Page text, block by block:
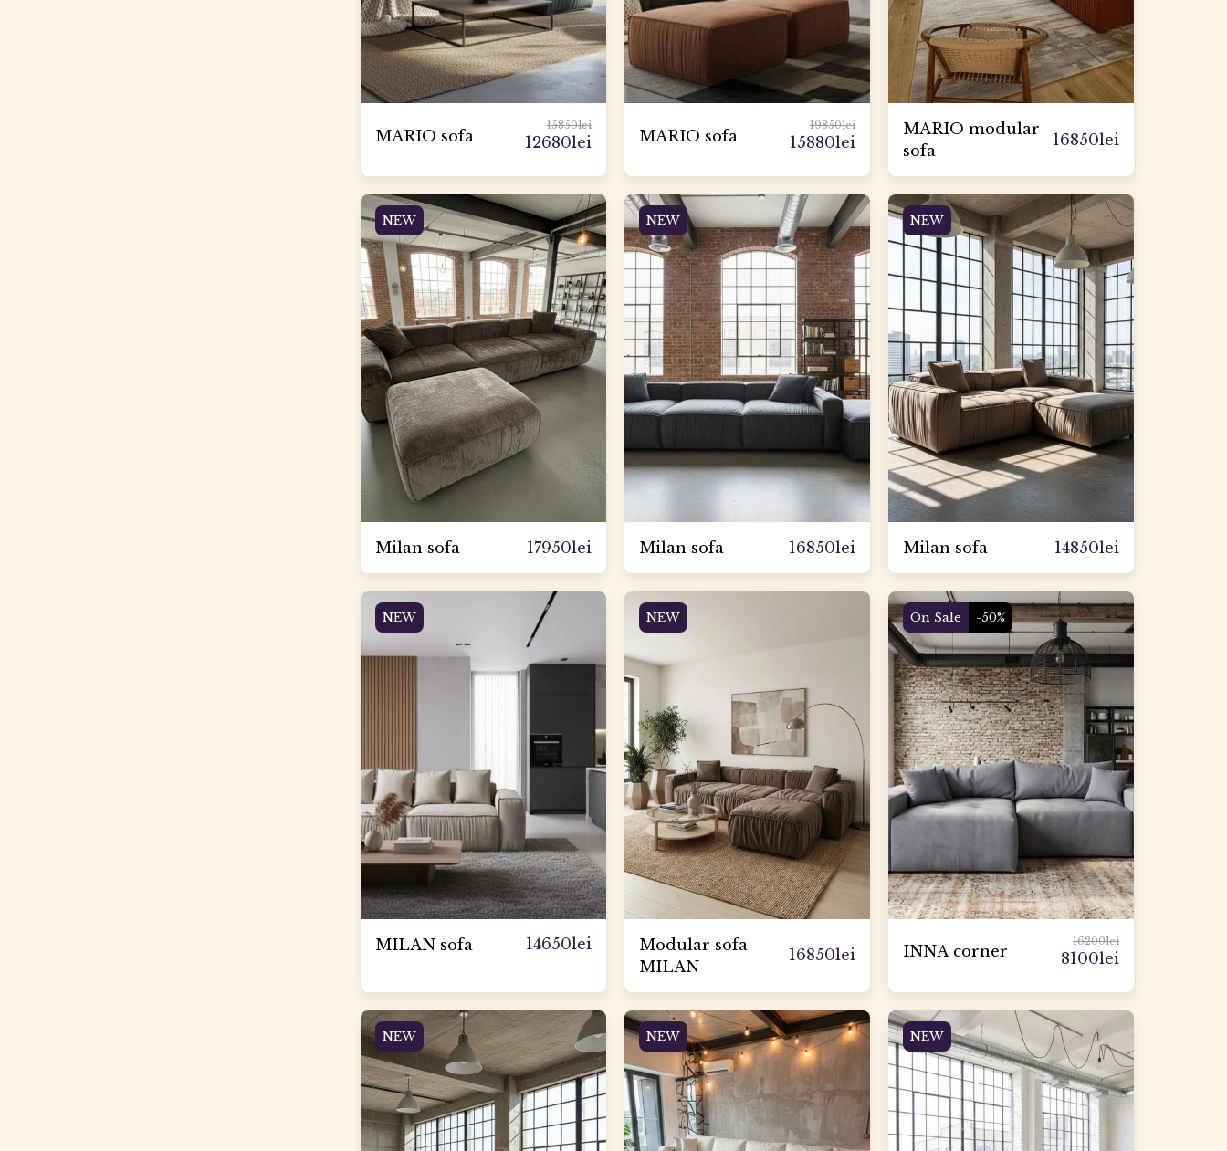
MARIO sofa
15850lei
12680lei MARIO sofa
19850lei
15880lei
MARIO modular
sofa
16850lei
NEW
Milan sofa 17950lei
NEW
Milan sofa 16850lei
NEW
Milan sofa 14850lei
NEW
MILAN sofa 14650lei
NEW
Modular sofa
MILAN
16850lei
On Sale -50%
INNA corner
16200lei
8100lei
NEW NEW NEW